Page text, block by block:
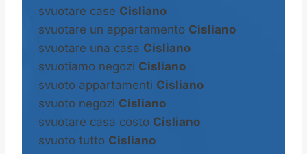
svuotare case Cisliano
svuotare un appartamento Cisliano
svuotare una casa Cisliano
svuotiamo negozi Cisliano
svuoto appartamenti Cisliano
svuoto negozi Cisliano
svuotare casa costo Cisliano
svuoto tutto Cisliano